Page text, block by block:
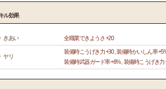
ル効果
きあい 全職業できようさ +20
ヤリ
装備時こうげき力 +30,装備時かいしん率
装備時武器ガード率 +8%,装備時こうげき力